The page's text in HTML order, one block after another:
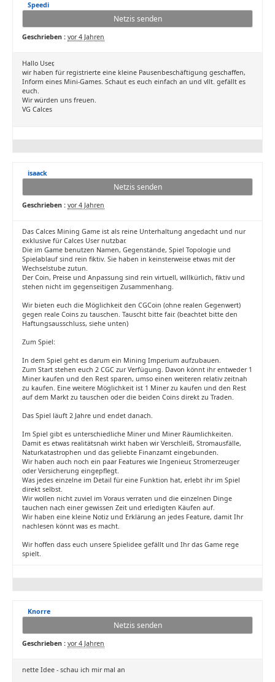
Speedi
Netzis senden
Geschrieben : vor 4 Jahren
Hallo User,
wir haben für registrierte eine kleine Pausenbeschäftigung geschaffen,
Inform eines Mini-Games. Schaut es euch einfach an und vllt. gefällt es
euch.
Wir würden uns freuen.
VG Calces
isaack
Netzis senden
Geschrieben : vor 4 Jahren
Das Calces Mining Game ist als reine Unterhaltung angedacht und nur
exklusive für Calces User nutzbar.
Die im Game benutzen Namen, Gegenstände, Spiel Topologie und
Spielablauf sind rein fiktiv. Sie haben in keinsterweise etwas mit der
Wechselstube zutun.
Der Coin, Preise und Anpassung sind rein virtuell, willkürlich, fiktiv und
stehen nicht im gegenseitigen Zusammenhang.
Wir bieten euch die Möglichkeit den CGCoin (ohne realen Gegenwert)
gegen reale Coins zu tauschen. Tauscht bitte fair. (beachtet bitte den
Haftungsausschluss, siehe unten)
Zum Spiel:
In dem Spiel geht es darum ein Mining Imperium aufzubauen.
Zum Start stehen euch 2 CGC zur Verfügung. Davon könnt ihr entweder 1
Miner kaufen und den Rest sparen, umso einen weiteren relativ zeitnah
zu kaufen. Eine weitere Möglichkeit ist 1 Miner zu kaufen und den Rest
auf dem Markt zu tauschen oder die beiden Coins direkt zu Traden.
Das Spiel läuft 2 Jahre und endet danach.
Im Spiel gibt es unterschiedliche Miner und Miner Räumlichkeiten.
Damit es etwas realitätsnah wirkt haben wir Verschleiß, Stromausfälle,
Naturkatastrophen und das geliebte Finanzamt eingebunden.
Wir haben auch noch ein paar Features wie Ingenieur, Stromerzeuger
oder Versicherung eingepflegt.
Was jedes einzelne im Detail für eine Funktion hat, erlebt ihr im Spiel
direkt selbst.
Wir wollen nicht zuviel im Voraus verraten und die einzelnen Dinge
tauchen nach einer gewissen Zeit und erledigten Käufen auf.
Wir haben eine kleine Notiz und Erklärung an jedes Feature, damit Ihr
nachlesen könnt was es macht.
Wir hoffen dass euch unsere Spielidee gefällt und Ihr das Game rege
spielt.
Knorre
Netzis senden
Geschrieben : vor 4 Jahren
nette Idee - schau ich mir mal an